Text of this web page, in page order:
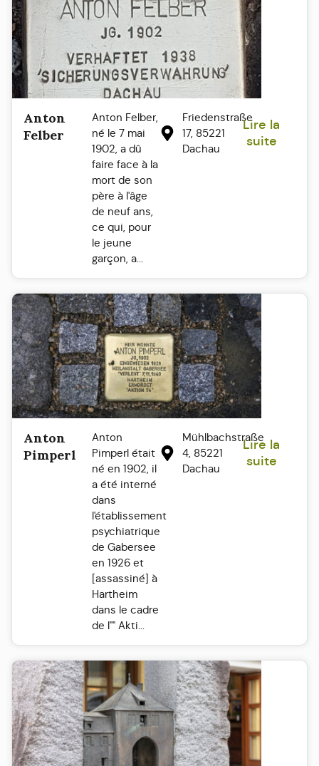
Anton
Felber
Anton Felber,
né le 7 mai
1902, a dû
faire face à la
mort de son
père à l'âge
de neuf ans,
ce qui, pour
le jeune
garçon, a...
Friedenstraße
17, 85221
Dachau
Lire la
suite
Anton
Pimperl
Anton
Pimperl était
né en 1902, il
a été interné
dans
l'établissement
psychiatrique
de Gabersee
en 1926 et
[assassiné] à
Hartheim
dans le cadre
de l"" Akti...
Mühlbachstraße
4, 85221
Dachau
Lire la
suite